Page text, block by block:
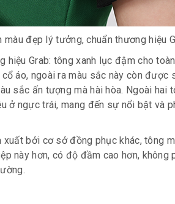
đẹp lý tưởng, chuẩn thương hiệu
Grab: tông xanh lục đậm cho
áo, ngoài ra màu sắc này còn
sắc ấn tượng mà hài hòa. Ngoài hai
ngực trái, mang đến sự nổi bật và
bởi cơ sở đồng phục khác, tông
này hơn, có độ đầm cao hơn, không